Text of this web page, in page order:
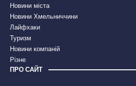
Новини міста
Новини Хмельниччини
Лайфхаки
Туризм
Новини компаній
Різне
ПРО САЙТ